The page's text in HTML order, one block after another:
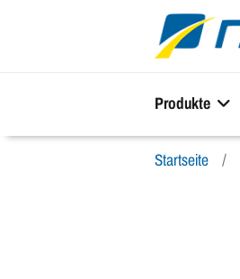
Produkte
Startseite